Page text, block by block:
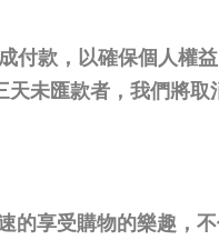
款，以確保個人權益
未匯款者，我們將取
受購物的樂趣，不